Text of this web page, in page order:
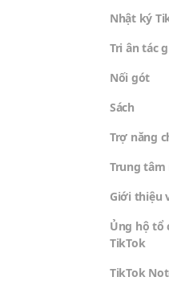
Nhật ký
Tri ân tác
Nối gót
Sách
Trợ năng
Trung tâm
Giới thiệu
Ủng hộ tổ
TikTok
TikTok